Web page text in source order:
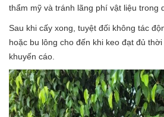
thẩm mỹ và tránh lãng phí vật liệu trong
Sau khi cấy xong, tuyệt đối không tác
hoặc bu lông cho đến khi keo đạt đủ
khuyến cáo.